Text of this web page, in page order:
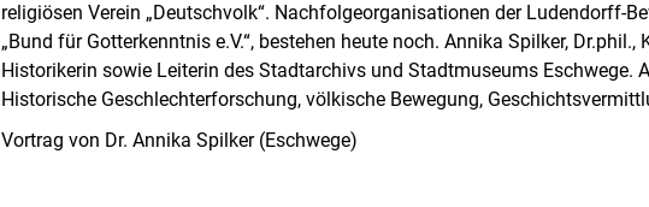
religiösen Verein „Deutschvolk“. Nachfolgeorganisationen der Ludendorff-
„Bund für Gotterkenntnis e.V.“, bestehen heute noch. Annika Spilker,
Historikerin sowie Leiterin des Stadtarchivs und Stadtmuseums Eschwege.
Historische Geschlechterforschung, völkische Bewegung,
Vortrag von Dr. Annika Spilker (Eschwege)